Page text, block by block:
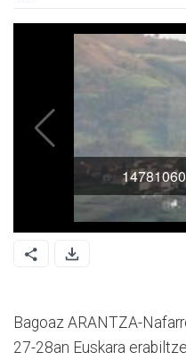
Bagoaz ARANTZA-
27-28an Euskara